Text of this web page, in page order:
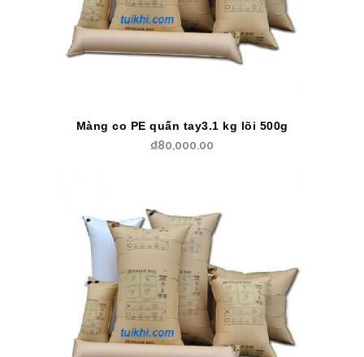
Màng co PE quấn tay3.1 kg lõi 500g
₫80,000.00